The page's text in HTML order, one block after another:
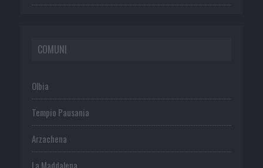
COMUNI
Olbia
Tempio Pausania
Arzachena
La Maddalena